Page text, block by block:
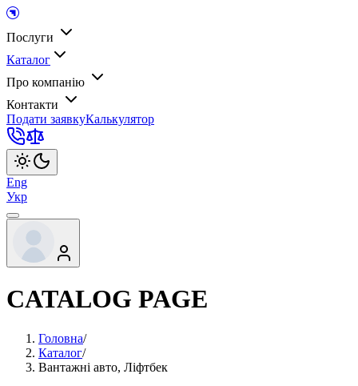
Послуги
Каталог
Про компанію
Контакти
Подати заявкуКалькулятор
Eng
Укр
CATALOG PAGE
Головна/
Каталог/
Вантажні авто, Ліфтбек